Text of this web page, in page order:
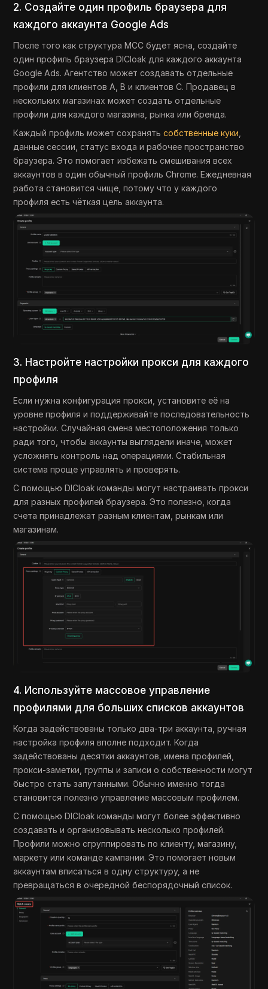
2. Создайте один профиль браузера для
каждого аккаунта Google Ads
После того как структура MCC будет ясна, создайте
один профиль браузера DICloak для каждого аккаунта
Google Ads. Агентство может создавать отдельные
профили для клиентов A, B и клиентов C. Продавец в
нескольких магазинах может создать отдельные
профили для каждого магазина, рынка или бренда.
Каждый профиль может сохранятьсобственные куки
данные сессии, статус входа и рабочее пространство
браузера. Это помогает избежать смешивания всех
аккаунтов в один обычный профиль Chrome. Ежедневная
работа становится чище, потому что у каждого
профиля есть чёткая цель аккаунта.
3. Настройте настройки прокси для каждого
профиля
Если нужна конфигурация прокси, установите её на
уровне профиля и поддерживайте последовательность
настройки. Случайная смена местоположения только
ради того, чтобы аккаунты выглядели иначе, может
усложнять контроль над операциями. Стабильная
система проще управлять и проверять.
С помощью DICloak команды могут настраивать прокси
для разных профилей браузера. Это полезно, когда
счета принадлежат разным клиентам, рынкам или
магазинам.
4. Используйте массовое управление
профилями для больших списков аккаунтов
Когда задействованы только два-три аккаунта, ручная
настройка профиля вполне подходит. Когда
задействованы десятки аккаунтов, имена профилей,
прокси-заметки, группы и записи о собственности могут
быстро стать запутанными. Обычно именно тогда
становится полезно управление массовым профилем.
С помощью DICloak команды могут более эффективно
создавать и организовывать несколько профилей.
Профили можно сгруппировать по клиенту, магазину,
маркету или команде кампании. Это помогает новым
аккаунтам вписаться в одну структуру, а не
превращаться в очередной беспорядочный список.